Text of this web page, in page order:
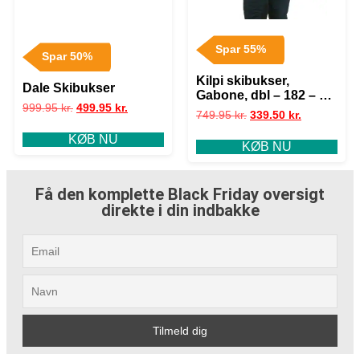
Spar 50%
Dale Skibukser
999.95kr. 499.95 kr.
KØB NU
Spar 55%
Kilpi skibukser,
Gabone, dbl – 182 – M+
– 38
749.95kr. 339.50 kr.
KØB NU
Få den komplette Black Friday oversigt
direkte i din indbakke